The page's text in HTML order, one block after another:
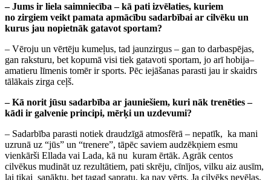
– Jums ir liela saimniecība – kā pati izvēlaties, kuriem
no zirgiem veikt pamata apmācību sadarbībai ar cilvēku un
kurus jau nopietnāk gatavot sportam?
– Vēroju un vērtēju kumeļus, tad jaunzirgus – gan to darbaspējas,
gan raksturu, bet kopumā visi tiek gatavoti sportam, jo arī hobija–
amatieru līmenis tomēr ir sports. Pēc iejāšanas parasti jau ir skaidrs
tālākais zirga ceļš.
– Kā norit jūsu sadarbība ar jauniešiem, kuri nāk trenēties –
kādi ir galvenie principi, mērķi un uzdevumi?
– Sadarbība parasti notiek draudzīgā atmosfērā – nepatīk, ka mani
uzrunā uz “jūs” un “trenere”, tāpēc saviem audzēkņiem esmu
vienkārši Ellada vai Lada, kā nu kuram ērtāk. Agrāk centos
cilvēkus mudināt uz rezultātiem, pati skrēju, cīnījos, vilku aiz ausīm,
lai tikai sanāktu, bet tagad sapratu, ka nav vērts. Ja cilvēks nevēlas,